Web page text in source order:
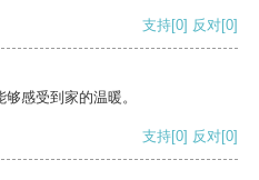
支持[0] 反对[0]
感受到家的温暖。
支持[0] 反对[0]